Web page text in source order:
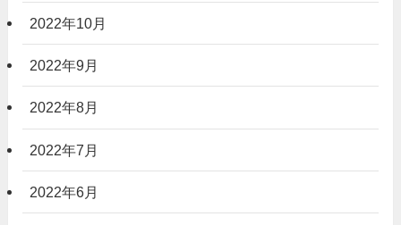
2022年10月
2022年9月
2022年8月
2022年7月
2022年6月